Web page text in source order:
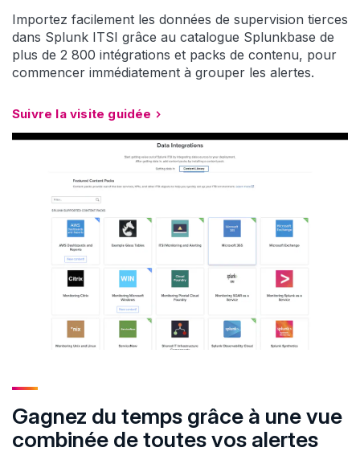
Importez facilement les données de supervision tierces
dans Splunk ITSI grâce au catalogue Splunkbase de
plus de 2 800 intégrations et packs de contenu, pour
commencer immédiatement à grouper les alertes.
Suivre la visite guidée
Gagnez du temps grâce à une vue
combinée de toutes vos alertes